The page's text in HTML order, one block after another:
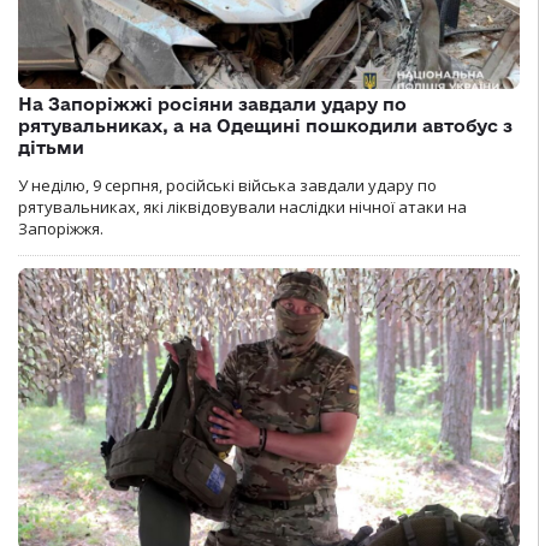
На Запоріжжі росіяни завдали удару по
рятувальниках, а на Одещині пошкодили автобус з
дітьми
У неділю, 9 серпня, російські війська завдали удару по
рятувальниках, які ліквідовували наслідки нічної атаки на
Запоріжжя.